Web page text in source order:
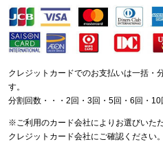
クレジットカードでのお支払いは一括・
す。
分割回数・・・2回・3回・5回・6回・
※ご利用のカード会社によりお選びいた
クレジットカード会社にご確認ください。